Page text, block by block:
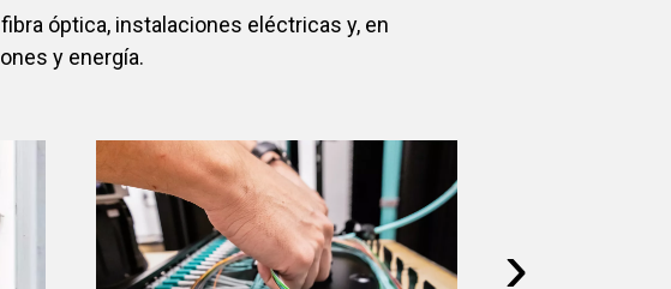
óptica, instalaciones eléctricas y, en
y energía.
›